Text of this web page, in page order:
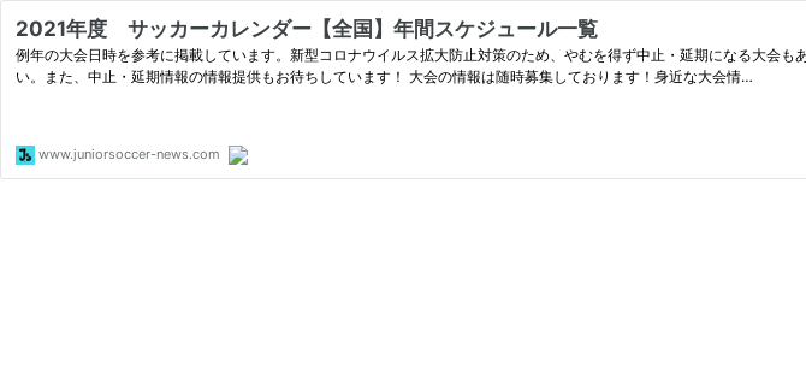
2021年度 サッカーカレンダー【全国】年間スケジュール一覧
例年の大会日時を参考に掲載しています。新型コロナウイルス拡大防止対策のため、やむを得ず中止・延期になる大会
い。また、中止・延期情報の情報提供もお待ちしています！ 大会の情報は随時募集しております！身近な大会情…
www.juniorsoccer-news.com